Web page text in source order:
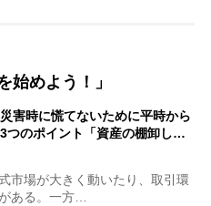
始めよう！」
災害時に慌てないために平時から
つのポイント「資産の棚卸し…
市場が大きく動いたり、取引環
ある。一方…